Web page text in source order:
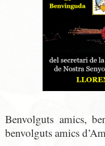
Benvolguts amics,
benvolguts amics